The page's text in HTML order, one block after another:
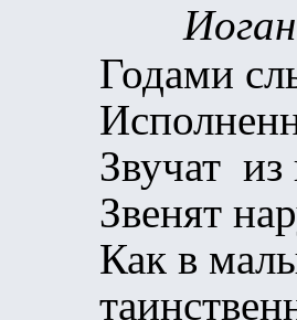
Годами
Звучат из
Звенят
Как в